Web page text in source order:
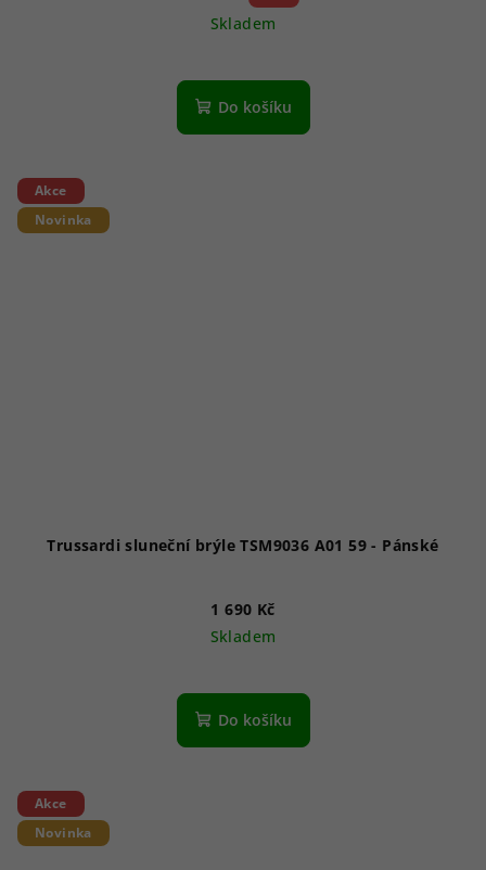
Skladem
Do košíku
Akce
Novinka
Trussardi sluneční brýle TSM9036 A01 59 - Pánské
1 690 Kč
Skladem
Do košíku
Akce
Novinka